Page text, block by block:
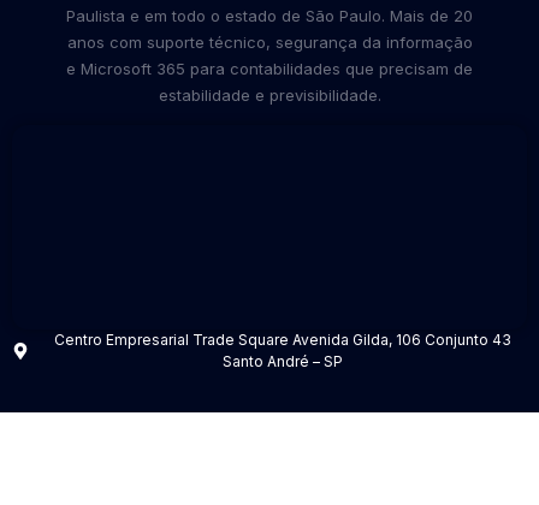
Paulista e em todo o estado de São Paulo. Mais de 20
anos com suporte técnico, segurança da informação
e Microsoft 365 para contabilidades que precisam de
estabilidade e previsibilidade.
Centro Empresarial Trade Square Avenida Gilda, 106 Conjunto 43
Santo André – SP